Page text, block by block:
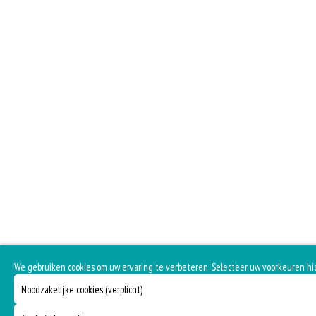
We gebruiken cookies om uw ervaring te verbeteren. Selecteer uw voorkeuren
Noodzakelijke cookies (verplicht)